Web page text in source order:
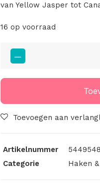
van Yellow Jasper tot
16 op voorraad
Yarn
The
No.25
Celtic
aantal
Toevoegen aan
Artikelnummer
Categorie
Haken